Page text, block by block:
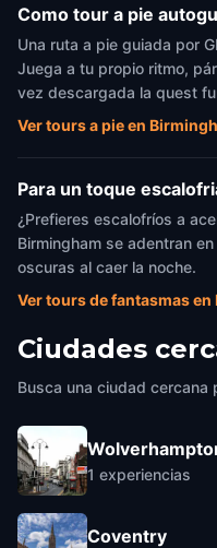
Como tour a pie
Una ruta a pie guiada por
Juega a tu propio ritmo,
vez descargada la quest
Ver tours a pie en
Para un toque
¿Prefieres escalofríos a
Birmingham se adentran
oscuras al caer la noche.
Ver tours de fantasmas
Ciudades
Busca una ciudad cercana
1 experiencias
Coventry